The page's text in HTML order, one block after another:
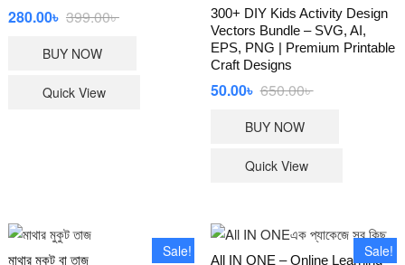
399.00৳Original
280.00৳ Current
BUY NOW
Quick View
300+ DIY Kids Activity Design
Vectors Bundle – SVG, AI,
EPS, PNG | Premium Printable
Craft Designs
650.00৳Original
50.00৳ Current
BUY NOW
Quick View
Sale!
মাথার মুকুট বা তাজ
Sale!
All IN ONE – Online Learning